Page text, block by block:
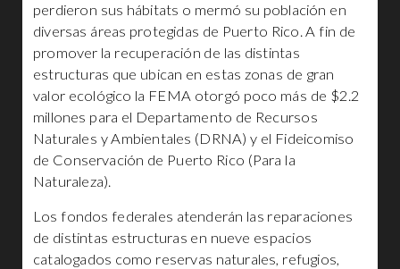
perdieron sus hábitats o mermó su población en
diversas áreas protegidas de Puerto Rico. A fin de
promover la recuperación de las distintas
estructuras que ubican en estas zonas de gran
valor ecológico la FEMA otorgó poco más de $2.2
millones para el Departamento de Recursos
Naturales y Ambientales (DRNA) y el Fideicomiso
de Conservación de Puerto Rico (Para la
Naturaleza).
Los fondos federales atenderán las reparaciones
de distintas estructuras en nueve espacios
catalogados como reservas naturales, refugios,